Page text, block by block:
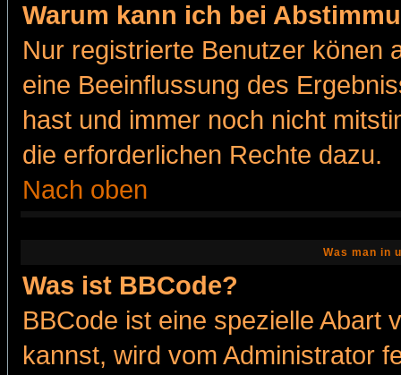
Warum kann ich bei
Nur registrierte Benutzer könen
eine Beeinflussung des
hast und immer noch nicht
die erforderlichen Rechte dazu.
Nach oben
Was man in
Was ist BBCode?
BBCode ist eine spezielle Abart
kannst, wird vom Administrator